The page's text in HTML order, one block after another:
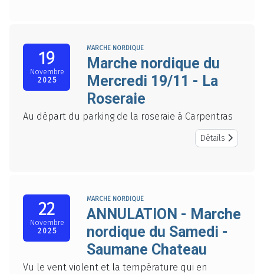
19
Novembre
2025
MARCHE NORDIQUE
Marche nordique du
Mercredi 19/11 - La
Roseraie
Au départ du parking de la roseraie à Carpentras
Détails
22
Novembre
2025
MARCHE NORDIQUE
ANNULATION - Marche
nordique du Samedi -
Saumane Chateau
Vu le vent violent et la température qui en